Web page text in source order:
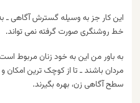
این کار جز به وسیله گسترش آگاهی ـ‌
خط روشنگری صورت گرفته نمی تواند.
به باور من این به خود زنان مربوط است
مردان باشند ـ تا از کوچک ترین امکان و
سطح آگاهی زن، بهره بگیرند.